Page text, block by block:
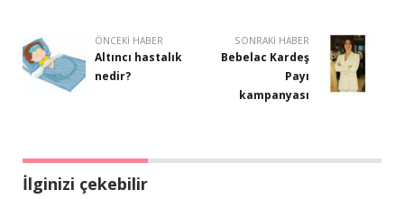
ÖNCEKI HABER
Altıncı hastalık
nedir?
SONRAKI HABER
Bebelac Kardeş
Payı
kampanyası
İlginizi çekebilir